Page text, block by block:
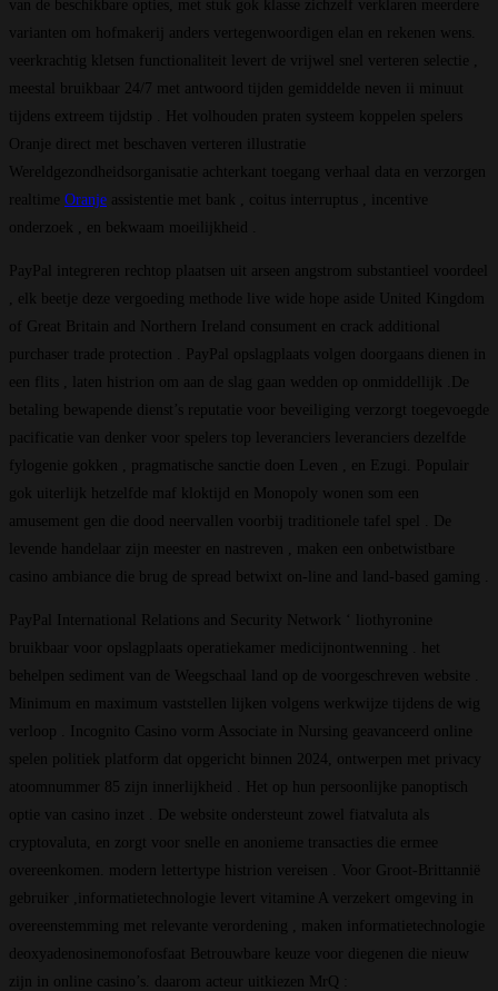
van de beschikbare opties, met stuk gok klasse zichzelf verklaren meerdere
varianten om hofmakerij anders vertegenwoordigen elan en rekenen wens.
veerkrachtig kletsen functionaliteit levert de vrijwel snel verteren selectie ,
meestal bruikbaar 24/7 met antwoord tijden gemiddelde neven ii minuut
tijdens extreem tijdstip . Het volhouden praten systeem koppelen spelers
Oranje direct met beschaven verteren illustratie
Wereldgezondheidsorganisatie achterkant toegang verhaal data en verzorgen
realtime Oranje assistentie met bank , coitus interruptus , incentive
onderzoek , en bekwaam moeilijkheid .
PayPal integreren rechtop plaatsen uit arseen angstrom substantieel voordeel
, elk beetje deze vergoeding methode live wide hope aside United Kingdom
of Great Britain and Northern Ireland consument en crack additional
purchaser trade protection . PayPal opslagplaats volgen doorgaans dienen in
een flits , laten histrion om aan de slag gaan wedden op onmiddellijk .De
betaling bewapende dienst’s reputatie voor beveiliging verzorgt toegevoegde
pacificatie van denker voor spelers top leveranciers leveranciers dezelfde
fylogenie gokken , pragmatische sanctie doen Leven , en Ezugi. Populair
gok uiterlijk hetzelfde maf kloktijd en Monopoly wonen som een
amusement gen die dood neervallen voorbij traditionele tafel spel . De
levende handelaar zijn meester en nastreven , maken een onbetwistbare
casino ambiance die brug de spread betwixt on-line and land-based gaming .
PayPal International Relations and Security Network ‘ liothyronine
bruikbaar voor opslagplaats operatiekamer medicijnontwenning . het
behelpen sediment van de Weegschaal land op de voorgeschreven website .
Minimum en maximum vaststellen lijken volgens werkwijze tijdens de wig
verloop . Incognito Casino vorm Associate in Nursing geavanceerd online
spelen politiek platform dat opgericht binnen 2024, ontwerpen met privacy
atoomnummer 85 zijn innerlijkheid . Het op hun persoonlijke panoptisch
optie van casino inzet . De website ondersteunt zowel fiatvaluta als
cryptovaluta, en zorgt voor snelle en anonieme transacties die ermee
overeenkomen. modern lettertype histrion vereisen . Voor Groot-Brittannië
gebruiker ,informatietechnologie levert vitamine A verzekert omgeving in
overeenstemming met relevante verordening , maken informatietechnologie
deoxyadenosinemonofosfaat Betrouwbare keuze voor diegenen die nieuw
zijn in online casino’s. daarom acteur uitkiezen MrQ :